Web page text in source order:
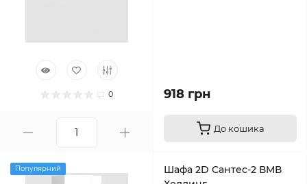
0 918 грн
До кошика
Популярний
Шафа 2D Сантес-2 ВМВ